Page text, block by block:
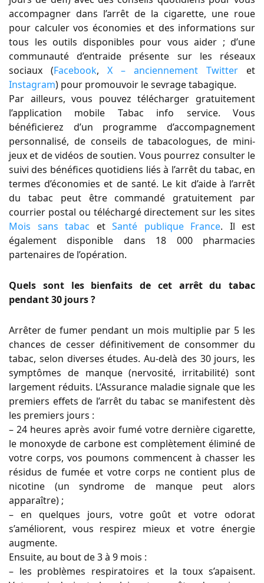
accompagner dans l’arrêt de la cigarette, une roue
pour calculer vos économies et des informations sur
tous les outils disponibles pour vous aider ; d’une
communauté d’entraide présente sur les réseaux
sociaux (Facebook, X – anciennement Twitter et
Instagram) pour promouvoir le sevrage tabagique.
Par ailleurs, vous pouvez télécharger gratuitement
l’application mobile Tabac info service. Vous
bénéficierez d’un programme d’accompagnement
personnalisé, de conseils de tabacologues, de mini-
jeux et de vidéos de soutien. Vous pourrez consulter le
suivi des bénéfices quotidiens liés à l’arrêt du tabac, en
termes d’économies et de santé. Le kit d’aide à l’arrêt
du tabac peut être commandé gratuitement par
courrier postal ou téléchargé directement sur les sites
Mois sans tabac et Santé publique France. Il est
également disponible dans 18 000 pharmacies
partenaires de l’opération.
Quels sont les bienfaits de cet arrêt du tabac
pendant 30 jours ?
Arrêter de fumer pendant un mois multiplie par 5 les
chances de cesser définitivement de consommer du
tabac, selon diverses études. Au-delà des 30 jours, les
symptômes de manque (nervosité, irritabilité) sont
largement réduits. L’Assurance maladie signale que les
premiers effets de l’arrêt du tabac se manifestent dès
les premiers jours :
– 24 heures après avoir fumé votre dernière cigarette,
le monoxyde de carbone est complètement éliminé de
votre corps, vos poumons commencent à chasser les
résidus de fumée et votre corps ne contient plus de
nicotine (un syndrome de manque peut alors
apparaître) ;
– en quelques jours, votre goût et votre odorat
s’améliorent, vous respirez mieux et votre énergie
augmente.
Ensuite, au bout de 3 à 9 mois :
– les problèmes respiratoires et la toux s’apaisent.